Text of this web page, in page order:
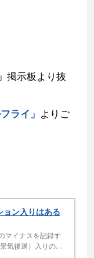
掲示板より抜
ライ」 よりご
ョン入りはある
マイナスを記録す
気後退）入りの烙